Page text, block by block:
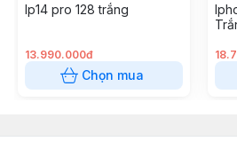
Ip14 pro 128 trắng
13.990.000đ
Chọn mua